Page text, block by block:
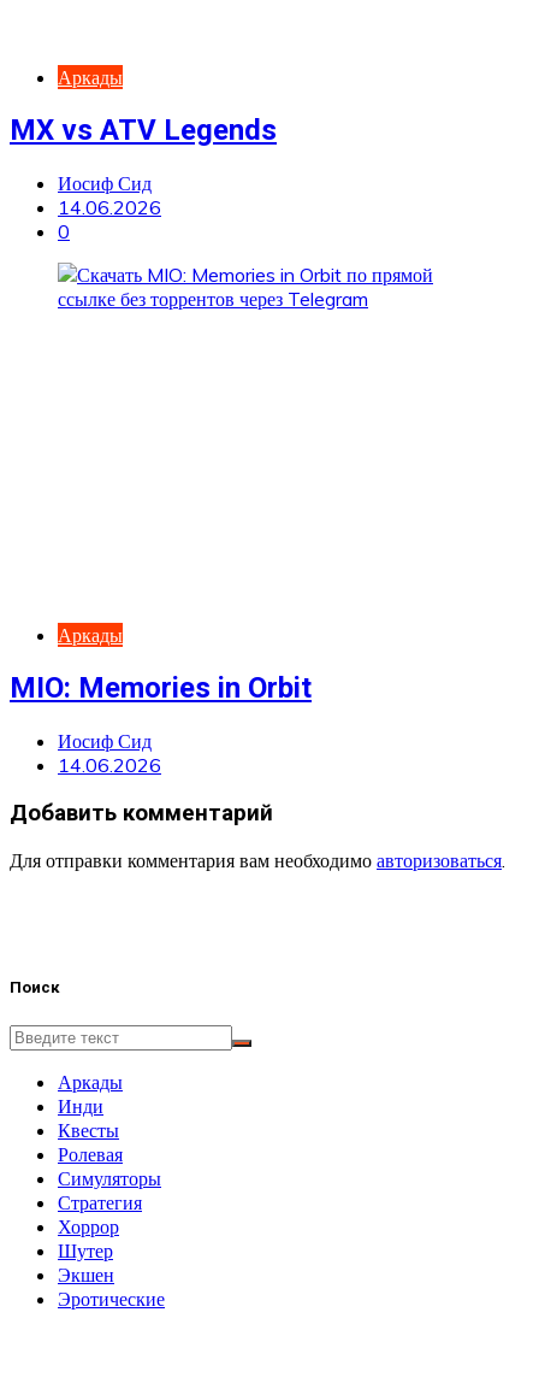
Аркады
MX vs ATV Legends
Иосиф Сид
14.06.2026
0
Аркады
MIO: Memories in Orbit
Иосиф Сид
14.06.2026
Добавить комментарий
Для отправки комментария вам необходимо авторизоваться.
Поиск
Аркады
Инди
Квесты
Ролевая
Симуляторы
Стратегия
Хоррор
Шутер
Экшен
Эротические